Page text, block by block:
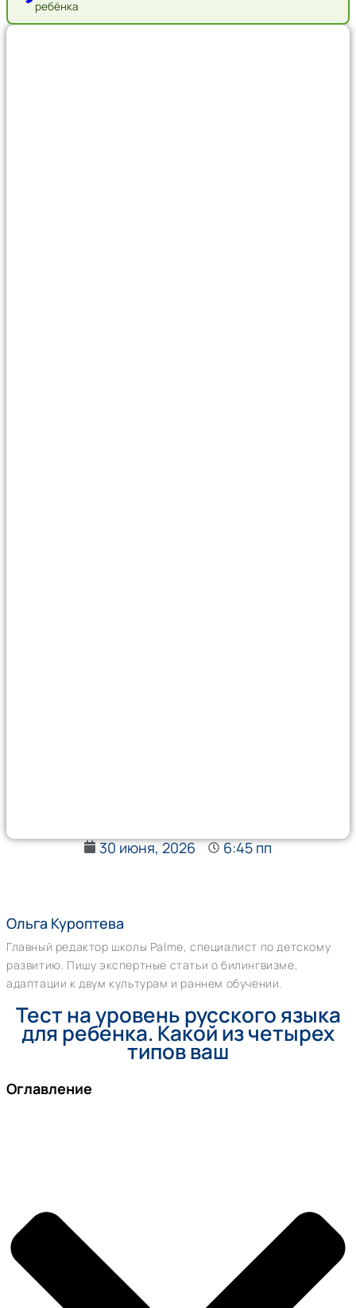
ребёнка
30 июня, 2026 6:45 пп
Ольга Куроптева
Главный редактор школы Palme, специалист по детскому
развитию. Пишу экспертные статьи о билингвизме,
адаптации к двум культурам и раннем обучении.
Тест на уровень русского языка
для ребенка. Какой из четырех
типов ваш
Оглавление